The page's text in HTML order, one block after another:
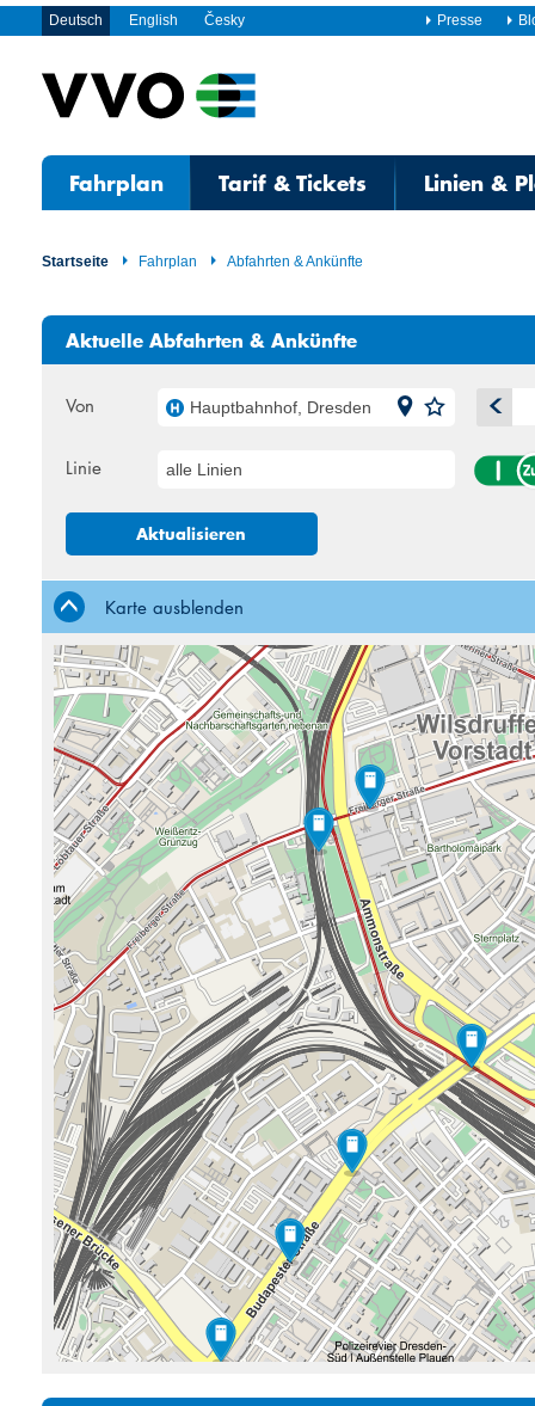
Deutsch English Česky Presse
Fahrplan Tarif & Tickets Linien &
Startseite Fahrplan Abfahrten & Ankünfte
Aktuelle Abfahrten & Ankünfte
Von Hauptbahnhof, Dresden
Mo Di
10 11
24 25
31
Linie alle Linien
Aktualisieren
Karte ausblenden